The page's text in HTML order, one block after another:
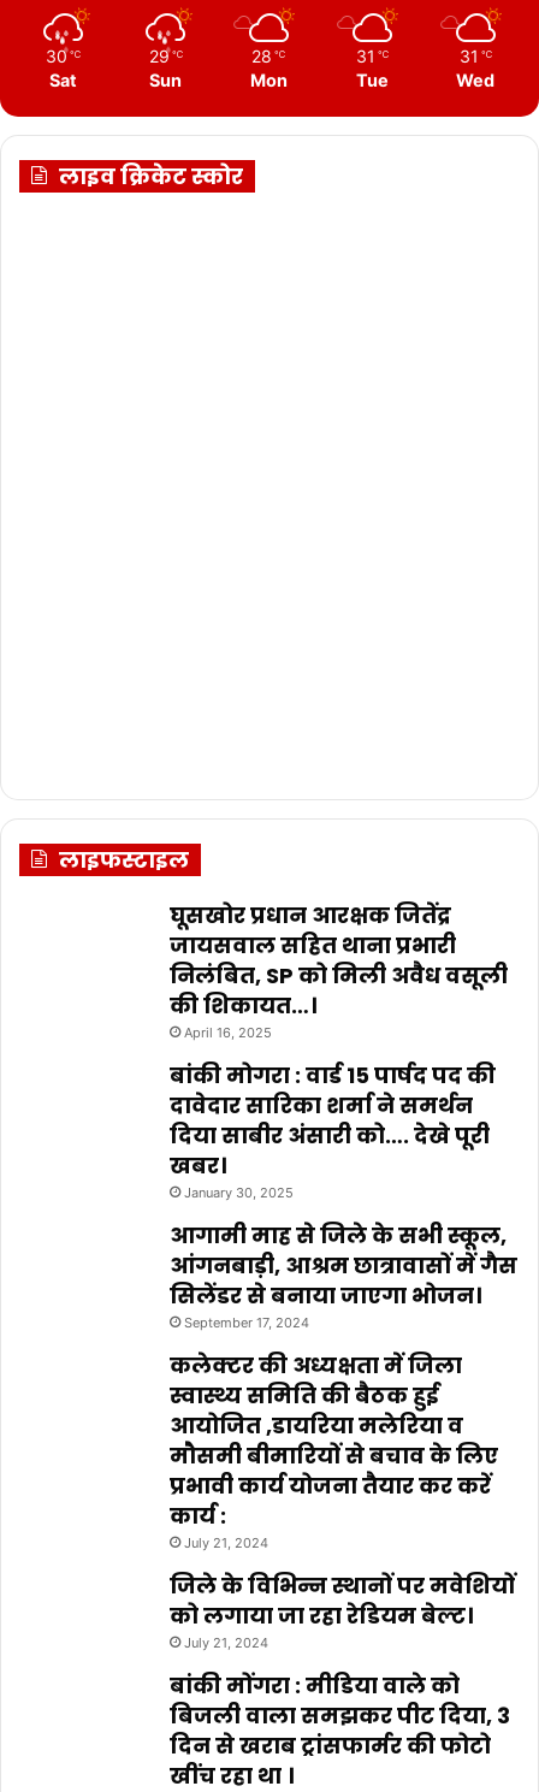
30 ℃
Sat
29 ℃
Sun
28 ℃
Mon
31 ℃
Tue
31 ℃
Wed
लाइव क्रिकेट स्कोर
लाइफस्टाइल
घूसखोर प्रधान आरक्षक जितेंद्र
जायसवाल सहित थाना प्रभारी
निलंबित, SP को मिली अवैध वसूली
की शिकायत…।
April 16, 2025
बांकी मोगरा : वार्ड 15 पार्षद पद की
दावेदार सारिका शर्मा ने समर्थन
दिया साबीर अंसारी को…. देखे पूरी
खबर।
January 30, 2025
आगामी माह से जिले के सभी स्कूल,
आंगनबाड़ी, आश्रम छात्रावासों में गैस
सिलेंडर से बनाया जाएगा भोजन।
September 17, 2024
कलेक्टर की अध्यक्षता में जिला
स्वास्थ्य समिति की बैठक हुई
आयोजित ,डायरिया मलेरिया व
मौसमी बीमारियों से बचाव के लिए
प्रभावी कार्य योजना तैयार कर करें
कार्य :
July 21, 2024
जिले के विभिन्न स्थानों पर मवेशियों
को लगाया जा रहा रेडियम बेल्ट।
July 21, 2024
बांकी मोंगरा : मीडिया वाले को
बिजली वाला समझकर पीट दिया, 3
दिन से खराब ट्रांसफार्मर की फोटो
खींच रहा था ।